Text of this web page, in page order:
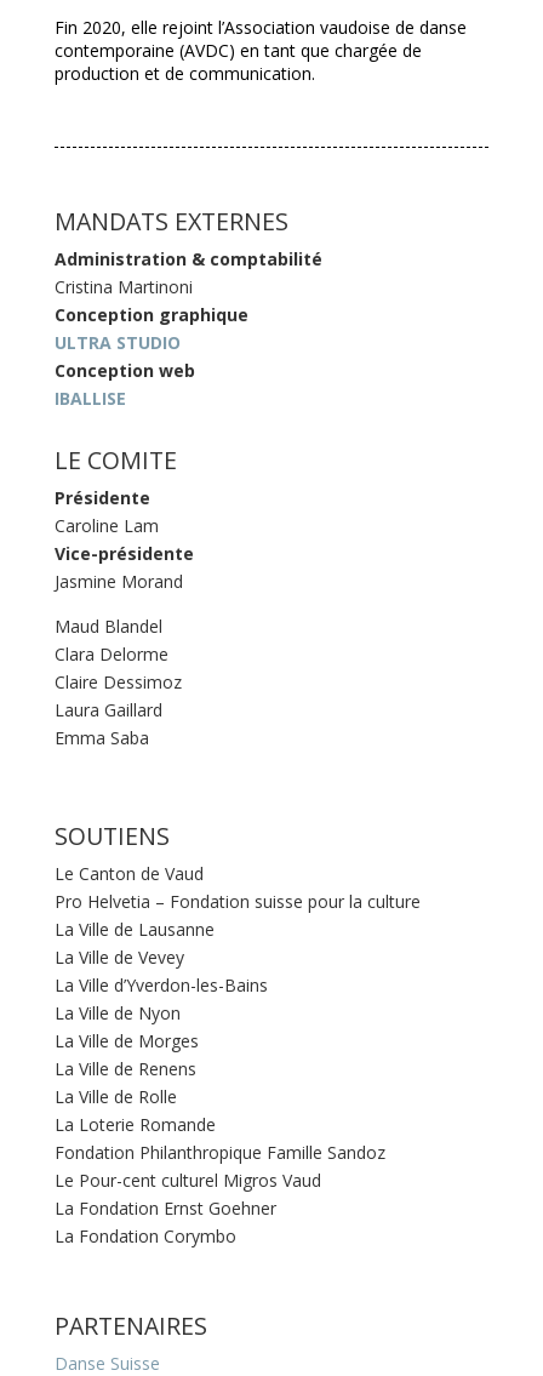
Fin 2020, elle rejoint l’Association vaudoise de danse
contemporaine (AVDC) en tant que chargée de
production et de communication.
MANDATS EXTERNES
Administration & comptabilité
Cristina Martinoni
Conception graphique
ULTRA STUDIO
Conception web
IBALLISE
LE COMITE
Présidente
Caroline Lam
Vice-présidente
Jasmine Morand
Maud Blandel
Clara Delorme
Claire Dessimoz
Laura Gaillard
Emma Saba
SOUTIENS
Le Canton de Vaud
Pro Helvetia – Fondation suisse pour la culture
La Ville de Lausanne
La Ville de Vevey
La Ville d’Yverdon-les-Bains
La Ville de Nyon
La Ville de Morges
La Ville de Renens
La Ville de Rolle
La Loterie Romande
Fondation Philanthropique Famille Sandoz
Le Pour-cent culturel Migros Vaud
La Fondation Ernst Goehner
La Fondation Corymbo
PARTENAIRES
Danse Suisse